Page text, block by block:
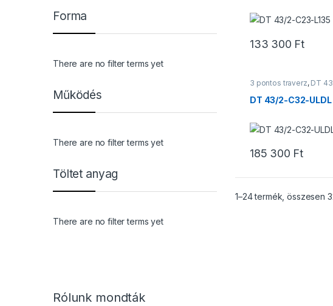
133 300 Ft
3 pontos traverz, DT
Traverzek
DT 43/2-C32-ULDL
185 300 Ft
1–24 termék, összesen
Forma
There are no filter terms yet
Működés
There are no filter terms yet
Töltet anyag
There are no filter terms yet
Márkák karusszel
Rólunk mondták